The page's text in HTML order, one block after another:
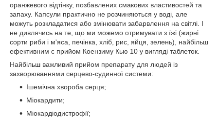
оранжевого відтінку, позбавлених смакових властивостей та
запаху. Капсули практично не розчиняються у воді, але
можуть розкладатися або змінювати забарвлення на світлі. І
не дивлячись на те, що ми можемо отримувати з їжі (жирні
сорти риби і м'яса, печінка, хліб, рис, яйця, зелень), найбільш
ефективним є прийом Коензиму Кью 10 у вигляді таблеток.
Найбільш важливий прийом препарату для людей із
захворюваннями серцево-судинної системи:
Ішемічна хвороба серця;
Міокардити;
Міокардіодистрофії;